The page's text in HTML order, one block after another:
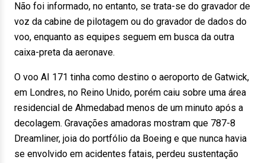
Não foi informado, no entanto, se trata-se do gravador de
voz da cabine de pilotagem ou do gravador de dados do
voo, enquanto as equipes seguem em busca da outra
caixa-preta da aeronave.
O voo AI 171 tinha como destino o aeroporto de Gatwick,
em Londres, no Reino Unido, porém caiu sobre uma área
residencial de Ahmedabad menos de um minuto após a
decolagem. Gravações amadoras mostram que 787-8
Dreamliner, joia do portfólio da Boeing e que nunca havia
se envolvido em acidentes fatais, perdeu sustentação